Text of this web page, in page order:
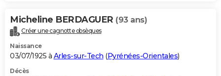
Micheline BERDAGUER (93 ans)
Créer une cagnotte obsèques
Naissance
03/07/1925 à Arles-sur-Tech (Pyrénées-Orientales)
Décès